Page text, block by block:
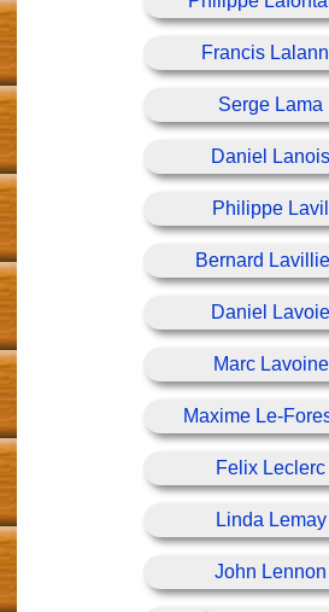
Francis
Serge Lama
Daniel Lanois
Philippe Lavil
Bernard
Daniel Lavoie
Marc Lavoine
Maxime Le-
Felix Leclerc
Linda Lemay
John Lennon